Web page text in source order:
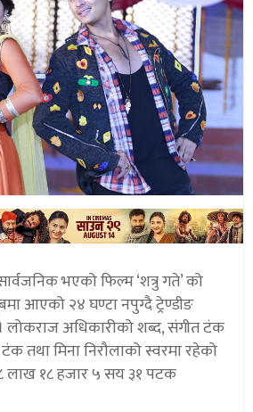
भएको फिल्म ‘शत्रु गते’ को
आएको २४ घण्टा नपुग्दै ट्रेण्डीङ
लोकराज अधिकारीको शब्द, संगीत टंक
तथा मिना निरौलाको स्वरमा रहेको
लाख १८ हजार ५ सय ३१ पटक